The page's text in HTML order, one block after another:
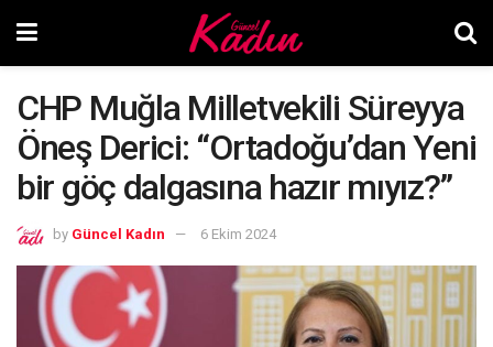
CHP Muğla Milletvekili Süreyya
Öneş Derici: “Ortadoğu’dan Yeni
bir göç dalgasına hazır mıyız?”
by Güncel Kadın 6 Ekim 2024